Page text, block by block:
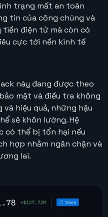
trạng mất an toàn
tin của công chúng và
điện tử mà còn có
cực tới nền kinh tế
này đang được theo
mật và điều tra không
hiệu quả, những hậu
sẽ khôn lường. Hệ
có thể bị tổn hại nếu
hợp nhằm ngăn chặn và
lai.